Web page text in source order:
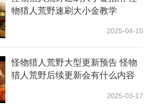
素材(如流水草)，其他常用素材如爆
、雷光虫等都可长期靠采集+刁民系统
吗?调味料贵吗?
都能乱吃。东方蜂蜜获取频繁，调
椒建议用于“冰雾断崖”或“涌油谷”狩
物猎人荒野速刷大小金教学
2025-04-15
怪物猎人荒野大型更新预告 怪物
猎人荒野后续更新会有什么内容
2025-03-17